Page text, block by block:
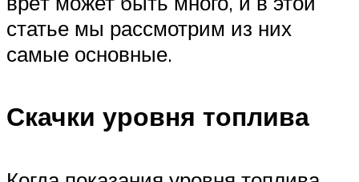
статье мы рассмотрим из них
самые основные.
Скачки уровня топлива